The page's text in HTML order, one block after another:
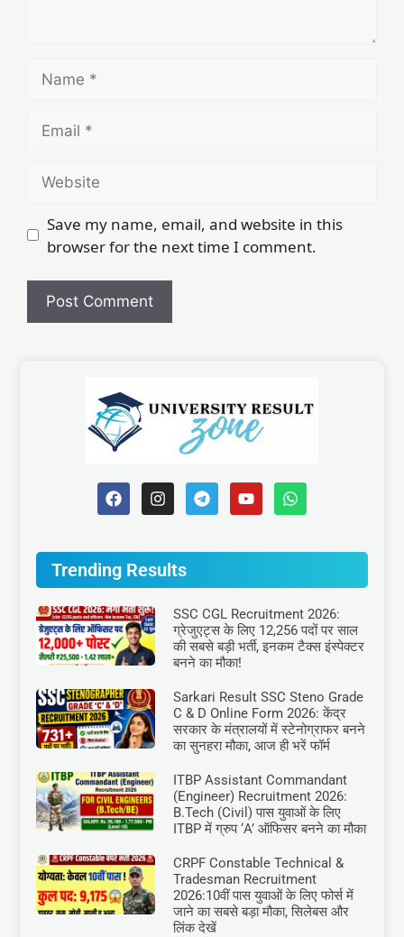
Save my name, email, and website in this
browser for the next time I comment.
Trending Results
SSC CGL Recruitment 2026:
ग्रेजुएट्स के लिए 12,256 पदों पर साल
की सबसे बड़ी भर्ती, इनकम टैक्स इंस्पेक्टर
बनने का मौका!
Sarkari Result SSC Steno Grade
C & D Online Form 2026: केंद्र
सरकार के मंत्रालयों में स्टेनोग्राफर बनने
का सुनहरा मौका, आज ही भरें फॉर्म
ITBP Assistant Commandant
(Engineer) Recruitment 2026:
B.Tech (Civil) पास युवाओं के लिए
ITBP में ग्रुप ‘A’ ऑफिसर बनने का मौका
CRPF Constable Technical &
Tradesman Recruitment
2026:10वीं पास युवाओं के लिए फोर्स में
जाने का सबसे बड़ा मौका, सिलेबस और
लिंक देखें